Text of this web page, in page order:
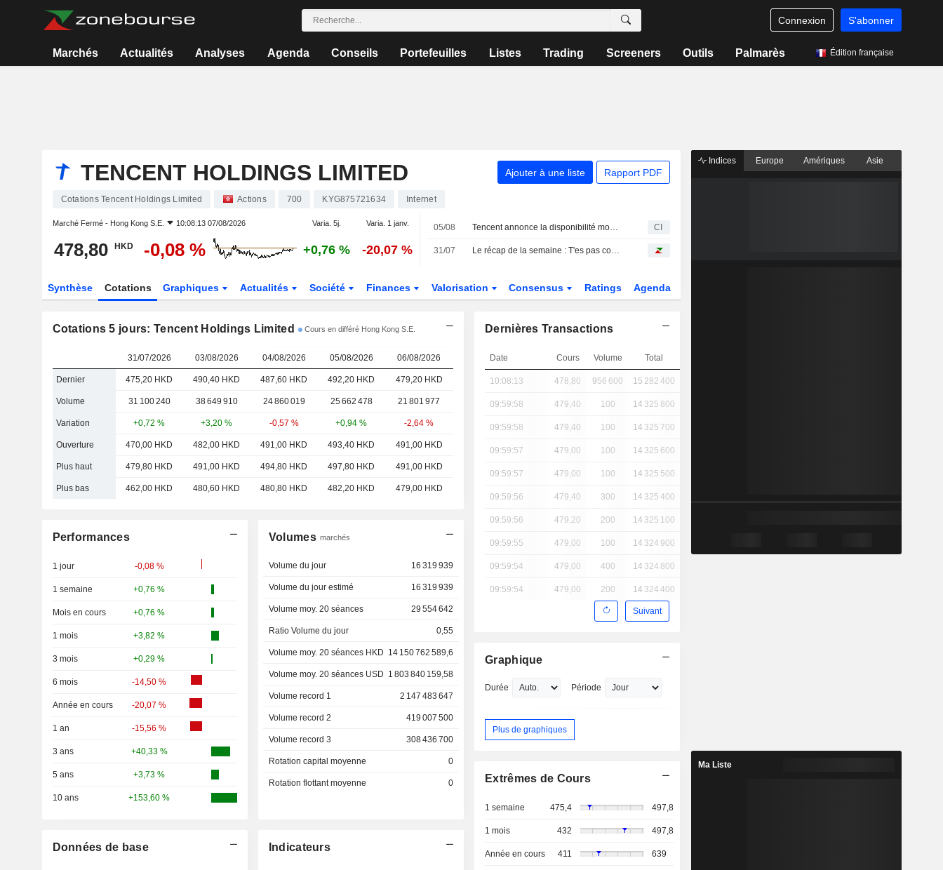
Connexion S'abonner
Marchés Actualités Analyses Agenda Conseils Portefeuilles Listes Trading Screeners Outils Palmarès Édition française
TENCENT HOLDINGS LIMITED Ajouter à une liste Rapport PDF
Cotations Tencent Holdings Limited Actions 700 KYG875721634 Internet
Marché Fermé - Hong Kong S.E. 10:08:13 07/08/2026 Varia. 5j. Varia. 1 janv.
478,80 HKD -0,08 % +0,76 % -20,07 %
05/08 Tencent annonce la disponibilité mondiale du modèle d'IA Hy3 et son intégration dans ses produits et services cloud CI
31/07 Le récap de la semaine : T'es pas content ? +18%
Synthèse Cotations Graphiques Actualités Société Finances Valorisation Consensus Ratings Agenda
Cotations 5 jours: Tencent Holdings Limited Cours en différé Hong Kong S.E.
31/07/2026 03/08/2026 04/08/2026 05/08/2026 06/08/2026
Dernier 475,20 HKD 490,40 HKD 487,60 HKD 492,20 HKD 479,20 HKD
Volume 31 100 240 38 649 910 24 860 019 25 662 478 21 801 977
Variation +0,72 % +3,20 % -0,57 % +0,94 % -2,64 %
Ouverture 470,00 HKD 482,00 HKD 491,00 HKD 493,40 HKD 491,00 HKD
Plus haut 479,80 HKD 491,00 HKD 494,80 HKD 497,80 HKD 491,00 HKD
Plus bas 462,00 HKD 480,60 HKD 480,80 HKD 482,20 HKD 479,00 HKD
Performances
1 jour -0,08 %
1 semaine +0,76 %
Mois en cours +0,76 %
1 mois +3,82 %
3 mois +0,29 %
6 mois -14,50 %
Année en cours -20,07 %
1 an -15,56 %
3 ans +40,33 %
5 ans +3,73 %
10 ans +153,60 %
Volumes marchés
Volume du jour 16 319 939
Volume du jour estimé 16 319 939
Volume moy. 20 séances 29 554 642
Ratio Volume du jour 0,55
Volume moy. 20 séances HKD 14 150 762 589,6
Volume moy. 20 séances USD 1 803 840 159,58
Volume record 1 2 147 483 647
Volume record 2 419 007 500
Volume record 3 308 436 700
Rotation capital moyenne 0
Rotation flottant moyenne 0
Données de base Indicateurs
Dernières Transactions
Date Cours Volume Total
10:08:13 478,80 956 600 15 282 400
09:59:58 479,40 100 14 325 800
09:59:58 479,40 100 14 325 700
09:59:57 479,00 100 14 325 600
09:59:57 479,00 100 14 325 500
09:59:56 479,40 300 14 325 400
09:59:56 479,20 200 14 325 100
09:59:55 479,00 100 14 324 900
09:59:54 479,00 400 14 324 800
09:59:54 479,00 200 14 324 400
Suivant
Graphique
Durée Période
Plus de graphiques
Extrêmes de Cours
1 semaine 475,4 497,8
1 mois 432 497,8
Année en cours 411 639
Indices Europe Amériques Asie
Ma Liste